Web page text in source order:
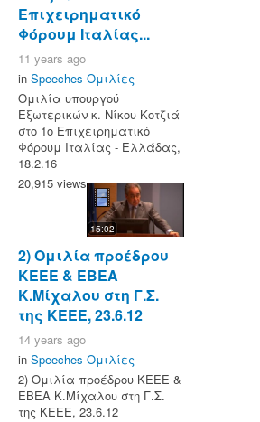
Επιχειρηματικό
Φόρουμ Ιταλίας...
11 years ago
in Speeches-Ομιλίες
Ομιλία υπουργού
Εξωτερικών κ. Νίκου Κοτζιά
στο 1ο Επιχειρηματικό
Φόρουμ Ιταλίας - Ελλάδας,
18.2.16
20,915 views
15:02
2) Ομιλία προέδρου
ΚΕΕΕ & ΕΒΕΑ
Κ.Μίχαλου στη Γ.Σ.
της ΚΕΕΕ, 23.6.12
14 years ago
in Speeches-Ομιλίες
2) Ομιλία προέδρου ΚΕΕΕ &
ΕΒΕΑ Κ.Μίχαλου στη Γ.Σ.
της ΚΕΕΕ, 23.6.12